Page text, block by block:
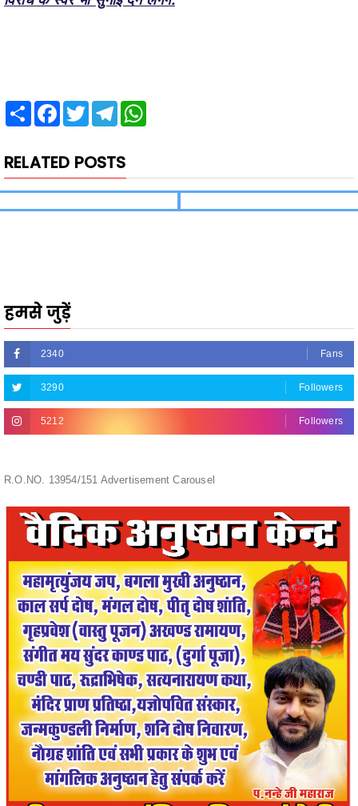
RELATED POSTS
2340
3290 Followers
5212 Followers
R.O.NO. 13954/151 Advertisement Carousel